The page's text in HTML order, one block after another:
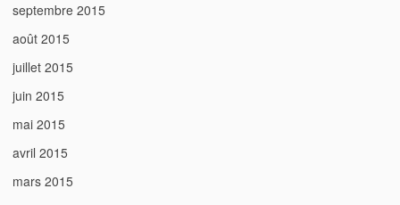
septembre 2015
août 2015
juillet 2015
juin 2015
mai 2015
avril 2015
mars 2015